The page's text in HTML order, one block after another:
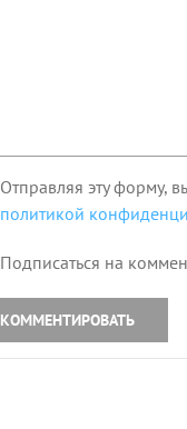
Отправляя эту форму,
политикой
Подписаться на
КОММЕНТИРОВАТЬ